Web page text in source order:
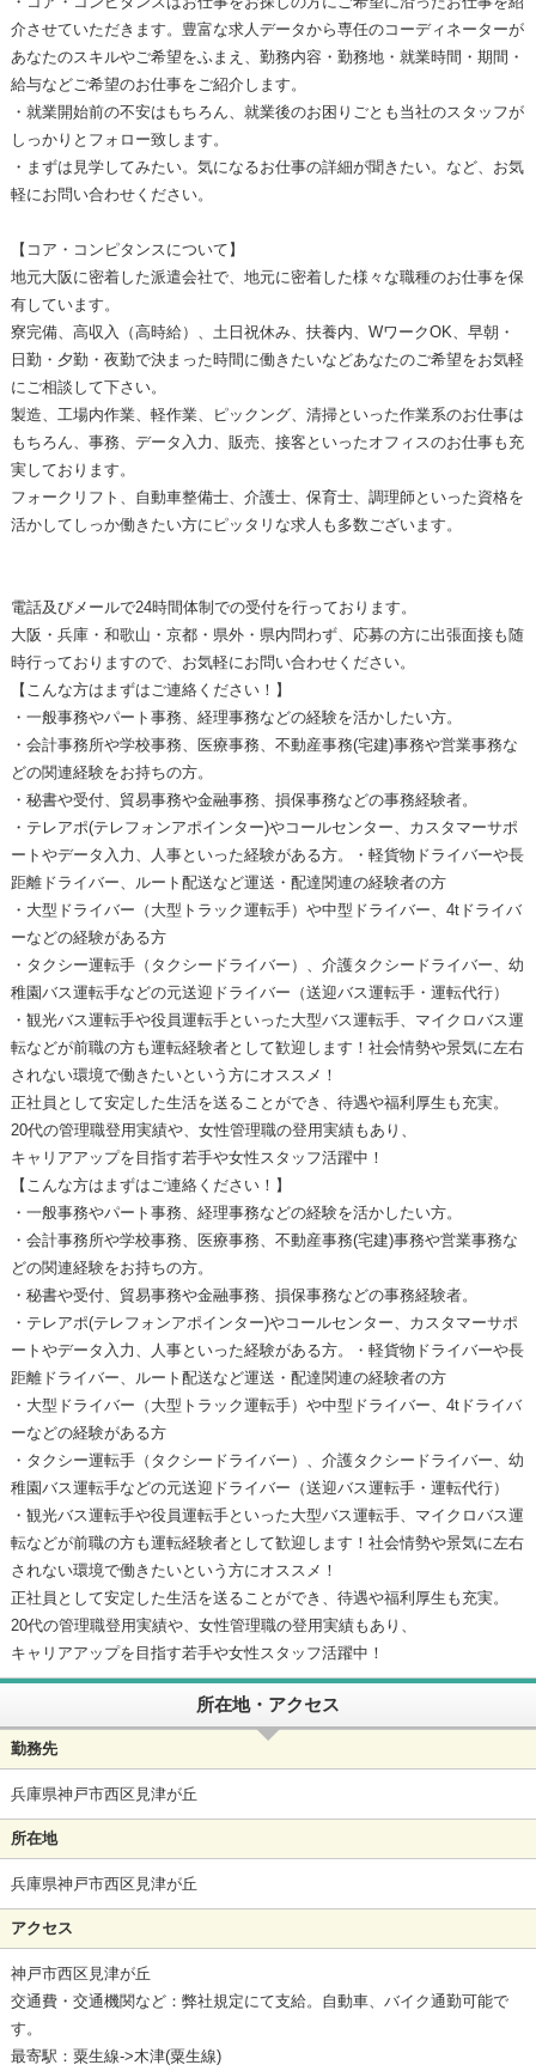
介させていただきます。豊富な求人データから専任のコーディネーターが
あなたのスキルやご希望をふまえ、勤務内容・勤務地・就業時間・期間・
給与などご希望のお仕事をご紹介します。
・就業開始前の不安はもちろん、就業後のお困りごとも当社のスタッフが
しっかりとフォロー致します。
・まずは見学してみたい。気になるお仕事の詳細が聞きたい。など、お気
軽にお問い合わせください。
【コア・コンピタンスについて】
地元大阪に密着した派遣会社で、地元に密着した様々な職種のお仕事を保
有しています。
寮完備、高収入（高時給）、土日祝休み、扶養内、WワークOK、早朝・
日勤・夕勤・夜勤で決まった時間に働きたいなどあなたのご希望をお気軽
にご相談して下さい。
製造、工場内作業、軽作業、ピックング、清掃といった作業系のお仕事は
もちろん、事務、データ入力、販売、接客といったオフィスのお仕事も充
実しております。
フォークリフト、自動車整備士、介護士、保育士、調理師といった資格を
活かしてしっか働きたい方にピッタリな求人も多数ございます。
電話及びメールで24時間体制での受付を行っております。
大阪・兵庫・和歌山・京都・県外・県内問わず、応募の方に出張面接も随
時行っておりますので、お気軽にお問い合わせください。
【こんな方はまずはご連絡ください！】
・一般事務やパート事務、経理事務などの経験を活かしたい方。
・会計事務所や学校事務、医療事務、不動産事務(宅建)事務や営業事務な
どの関連経験をお持ちの方。
・秘書や受付、貿易事務や金融事務、損保事務などの事務経験者。
・テレアポ(テレフォンアポインター)やコールセンター、カスタマーサポ
ートやデータ入力、人事といった経験がある方。・軽貨物ドライバーや長
距離ドライバー、ルート配送など運送・配達関連の経験者の方
・大型ドライバー（大型トラック運転手）や中型ドライバー、4tドライバ
ーなどの経験がある方
・タクシー運転手（タクシードライバー）、介護タクシードライバー、幼
稚園バス運転手などの元送迎ドライバー（送迎バス運転手・運転代行）
・観光バス運転手や役員運転手といった大型バス運転手、マイクロバス運
転などが前職の方も運転経験者として歓迎します！社会情勢や景気に左右
されない環境で働きたいという方にオススメ！
正社員として安定した生活を送ることができ、待遇や福利厚生も充実。
20代の管理職登用実績や、女性管理職の登用実績もあり、
キャリアアップを目指す若手や女性スタッフ活躍中！
【こんな方はまずはご連絡ください！】
・一般事務やパート事務、経理事務などの経験を活かしたい方。
・会計事務所や学校事務、医療事務、不動産事務(宅建)事務や営業事務な
どの関連経験をお持ちの方。
・秘書や受付、貿易事務や金融事務、損保事務などの事務経験者。
・テレアポ(テレフォンアポインター)やコールセンター、カスタマーサポ
ートやデータ入力、人事といった経験がある方。・軽貨物ドライバーや長
距離ドライバー、ルート配送など運送・配達関連の経験者の方
・大型ドライバー（大型トラック運転手）や中型ドライバー、4tドライバ
ーなどの経験がある方
・タクシー運転手（タクシードライバー）、介護タクシードライバー、幼
稚園バス運転手などの元送迎ドライバー（送迎バス運転手・運転代行）
・観光バス運転手や役員運転手といった大型バス運転手、マイクロバス運
転などが前職の方も運転経験者として歓迎します！社会情勢や景気に左右
されない環境で働きたいという方にオススメ！
正社員として安定した生活を送ることができ、待遇や福利厚生も充実。
20代の管理職登用実績や、女性管理職の登用実績もあり、
キャリアアップを目指す若手や女性スタッフ活躍中！
所在地・アクセス
勤務先
兵庫県神戸市西区見津が丘
所在地
兵庫県神戸市西区見津が丘
アクセス
神戸市西区見津が丘
交通費・交通機関など：弊社規定にて支給。自動車、バイク通勤可能で
す。
最寄駅：粟生線->木津(粟生線)